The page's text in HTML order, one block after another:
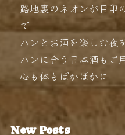
路地裏のネオンが目印
で
パンとお酒を楽しむ夜
パンに合う日本酒もご
心も体もぽかぽかに️
New Posts